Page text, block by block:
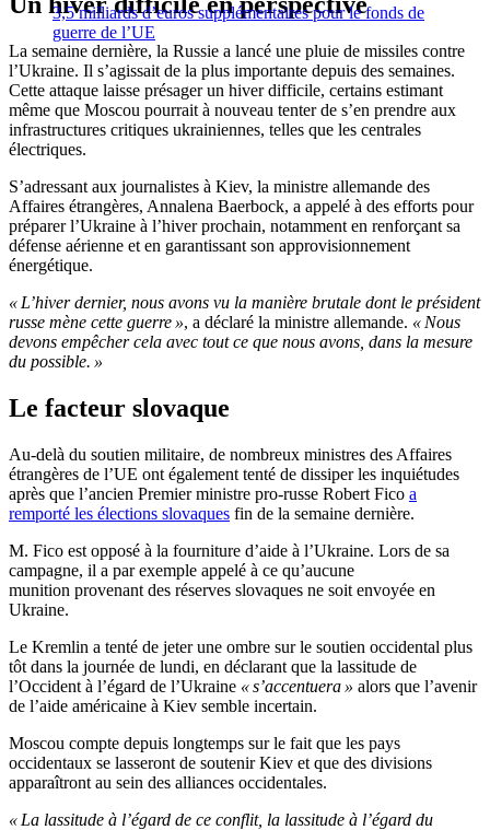
3,5 milliards d’euros supplémentaires pour le fonds de
guerre de l’UE
La semaine dernière, la Russie a lancé une pluie de missiles contre
l’Ukraine. Il s’agissait de la plus importante depuis des semaines.
Cette attaque laisse présager un hiver difficile, certains estimant
même que Moscou pourrait à nouveau tenter de s’en prendre aux
infrastructures critiques ukrainiennes, telles que les centrales
électriques.
S’adressant aux journalistes à Kiev, la ministre allemande des
Affaires étrangères, Annalena Baerbock, a appelé à des efforts pour
préparer l’Ukraine à l’hiver prochain, notamment en renforçant sa
défense aérienne et en garantissant son approvisionnement
énergétique.
« L’hiver dernier, nous avons vu la manière brutale dont le président
russe mène cette guerre », a déclaré la ministre allemande. « Nous
devons empêcher cela avec tout ce que nous avons, dans la mesure
du possible. »
Le facteur slovaque
Au-delà du soutien militaire, de nombreux ministres des Affaires
étrangères de l’UE ont également tenté de dissiper les inquiétudes
après que l’ancien Premier ministre pro-russe Robert Fico a
remporté les élections slovaques fin de la semaine dernière.
M. Fico est opposé à la fourniture d’aide à l’Ukraine. Lors de sa
campagne, il a par exemple appelé à ce qu’aucune
munition provenant des réserves slovaques ne soit envoyée en
Ukraine.
Le Kremlin a tenté de jeter une ombre sur le soutien occidental plus
tôt dans la journée de lundi, en déclarant que la lassitude de
l’Occident à l’égard de l’Ukraine « s’accentuera » alors que l’avenir
de l’aide américaine à Kiev semble incertain.
Moscou compte depuis longtemps sur le fait que les pays
occidentaux se lasseront de soutenir Kiev et que des divisions
apparaîtront au sein des alliances occidentales.
« La lassitude à l’égard de ce conflit, la lassitude à l’égard du